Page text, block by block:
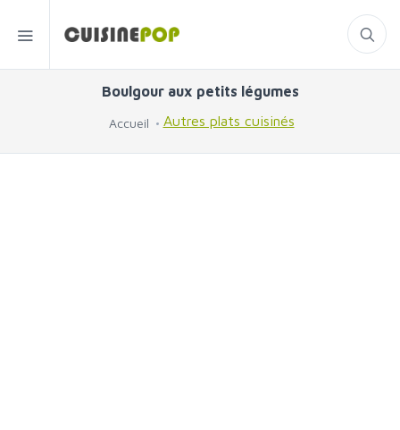
Boulgour aux petits légumes
Accueil Autres plats cuisinés